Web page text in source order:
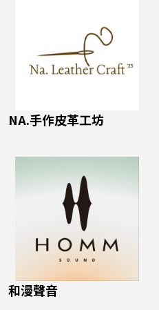
NA.手作皮革工坊
和漫聲音